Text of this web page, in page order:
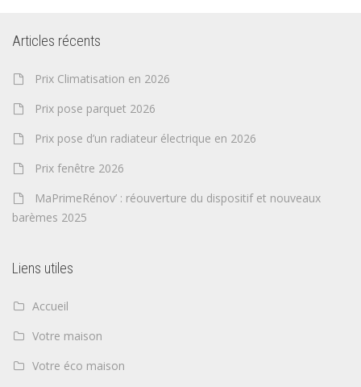
Articles récents
Prix Climatisation en 2026
Prix pose parquet 2026
Prix pose d’un radiateur électrique en 2026
Prix fenêtre 2026
MaPrimeRénov’ : réouverture du dispositif et nouveaux
barèmes 2025
Liens utiles
Accueil
Votre maison
Votre éco maison